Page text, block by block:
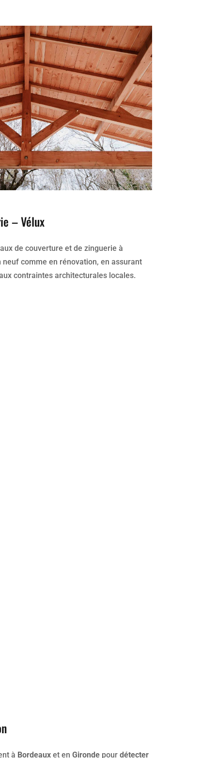
– Vélux
de couverture et de zinguerie à
neuf comme en rénovation, en assurant
contraintes architecturales locales.
à Bordeauxet en Girondepour détecter